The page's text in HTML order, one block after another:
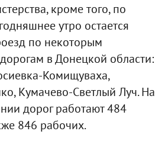
кроме того, по
утро остается
по некоторым
в Донецкой области:
Комищуваха,
Кумачево-Светлый Луч. На
дорог работают 484
846 рабочих.